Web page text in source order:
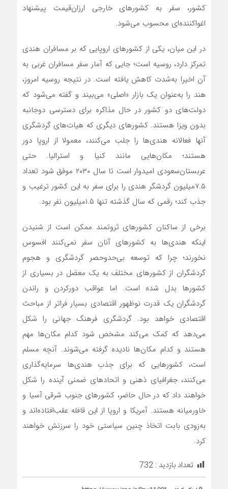
کشور، سفر به کشورهای خارجی ارزان‌‌‌قیمت پیشنهاد
اغواکننده‌‌‌ای محسوب می‌شود.
در این میان، یکی از کشورهای اروپایی که بر مسافران هندی
تمرکز دارد، روسیه است؛ جایی که آمار سفر مسافران غربی به
آن اخیرا به‌شدت کاهش ‌‌‌یافته است. در نتیجه روسیه امروز،
هند را به‌‌‌عنوان یک بازار «اصلی» می‌‌‌بیند و گفته می‌شود که
دولت‌‌‌های دو کشور در حال مذاکره برای دسترسی دوجانبه
بدون ویزا هستند. کشورهای دیگری که هیات‌‌‌های گردشگری
آنها فعالانه هندی‌‌‌ها را جلب می‌کنند، معمولا از اروپا دور
هستند؛ مکان‌‌‌هایی مانند کنیا و استرالیا. حتی
عربستان‌سعودی امیدوار است تا سال ۲۰۳۰ موفق شود تعداد
۷.۵میلیون گردشگر هندی را برای سفر به این کشور ترغیب و
جذب کند؛‌‌‌ رقمی که سال گذشته تنها ۱.۵میلیون نفر بود.
برخی از ساکنان کشورهای ثروتمند ممکن است از شنیدن
اینکه هندی‌‌‌ها به کشورهای آنان سفر نمی‌‌‌کنند افسوس
نخورند؛ چرا که توسعه بی‌‌‌حدوحصر گردشگری و هجوم
گردشگران از کشورهای مختلف به یک معضل در بسیاری از
کشورها بدل شده است. اما عواقب دورکردن و راندن
گردشگران یک قدرت نوظهور اقتصادی بسیار فراتر از مباحث
اقتصادی خواهد بود. گردشگری فرهنگ جهانی را شکل
می‌دهد که کمک می‌کند مشخص شود کدام مکان‌‌‌ها مهم
هستند و کدام مکان‌‌‌ها نادیده گرفته می‌‌‌شوند. آنچه مسلم
است، کشورهایی که برای جذب هندی‌‌‌ها سرمایه‌گذاری
می‌کنند، جغرافیای ذهنی و اتحادهای ضمنی آینده را شکل
خواهند داد که در حال حاضر، کشورهای جنوب شرقی آسیا و
خاورمیانه هستند. آمریکا و اروپا از این قافله عقب‌‌‌افتاده‌‌‌اند و
به‌‌‌زودی بابت اتخاذ چنین سیاستی خود را سرزنش خواهند
کرد.
تعداد بازدید : 732